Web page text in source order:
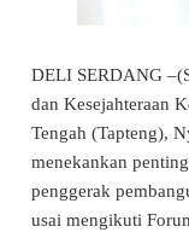
DELI SERDANG
dan Kesejahteraan
Tengah (Tapteng),
menekankan
penggerak
usai mengikuti